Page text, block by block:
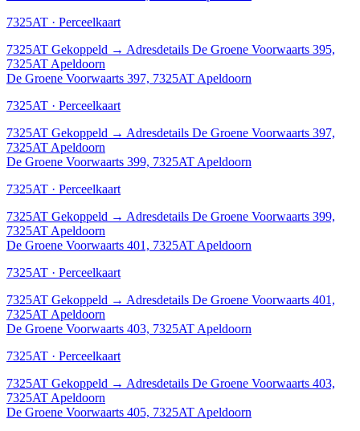
7325AT · Perceelkaart
7325AT Gekoppeld → Adresdetails De Groene Voorwaarts 395,
7325AT Apeldoorn
De Groene Voorwaarts 397, 7325AT Apeldoorn
7325AT · Perceelkaart
7325AT Gekoppeld → Adresdetails De Groene Voorwaarts 397,
7325AT Apeldoorn
De Groene Voorwaarts 399, 7325AT Apeldoorn
7325AT · Perceelkaart
7325AT Gekoppeld → Adresdetails De Groene Voorwaarts 399,
7325AT Apeldoorn
De Groene Voorwaarts 401, 7325AT Apeldoorn
7325AT · Perceelkaart
7325AT Gekoppeld → Adresdetails De Groene Voorwaarts 401,
7325AT Apeldoorn
De Groene Voorwaarts 403, 7325AT Apeldoorn
7325AT · Perceelkaart
7325AT Gekoppeld → Adresdetails De Groene Voorwaarts 403,
7325AT Apeldoorn
De Groene Voorwaarts 405, 7325AT Apeldoorn